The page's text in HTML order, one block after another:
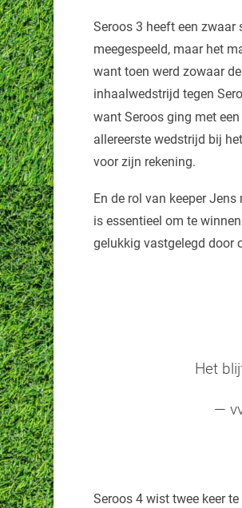
Seroos 3 heeft een zwaar
meegespeeld, maar het
want toen werd zowaar
inhaalwedstrijd tegen
want Seroos ging met
allereerste wedstrijd bij
voor zijn rekening.
En de rol van keeper
is essentieel om te
gelukkig vastgelegd door
Het
—
Seroos 4 wist twee keer